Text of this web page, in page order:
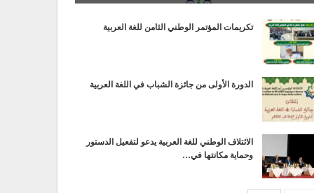
تكريمات المؤتمر الوطني الثامن للغة العربية
الدورة الأولى من جائزة الشباب في اللغة العربية
الائتلاف الوطني للغة العربية يدعو لتفعيل الدستور
وحماية مكانتها في…